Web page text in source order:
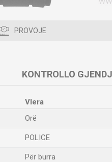
PROVOJE
KONTROLLO
Vlera
Orë
POLICE
Për burra